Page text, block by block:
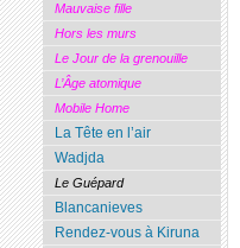
Mauvaise fille
Hors les murs
Le Jour de la grenouille
L’Âge atomique
Mobile Home
La Tête en l’air
Wadjda
Le Guépard
Blancanieves
Rendez-vous à Kiruna